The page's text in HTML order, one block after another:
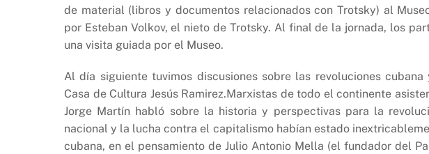
de material (libros y documentos relacionados con Trotsky) al
por Esteban Volkov, el nieto de Trotsky. Al final de la jornada, los
una visita guiada por el Museo.
Al día siguiente tuvimos discusiones sobre las revoluciones cubana
Casa de Cultura Jesús Ramirez.Marxistas de todo el continente
Jorge Martín habló sobre la historia y perspectivas para la
nacional y la lucha contra el capitalismo habían estado
cubana, en el pensamiento de Julio Antonio Mella (el fundador del